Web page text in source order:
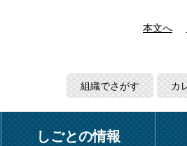
本文へ
組織でさがす カ
しごとの情報